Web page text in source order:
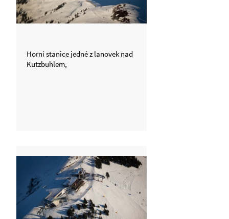
Horní stanice jedné z lanovek nad
Kutzbuhlem,